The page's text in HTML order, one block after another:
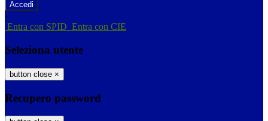
-
Entra con SPID Entra con CIE
Seleziona utente
button close ×
Recupero password